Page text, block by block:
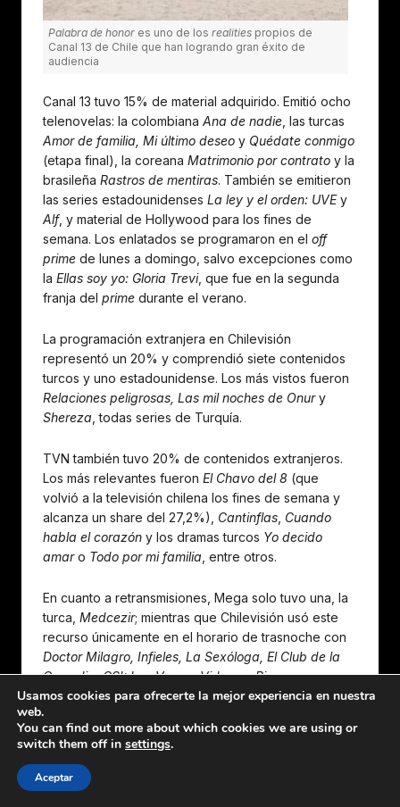
Palabra de honor es uno de los realities propios de
Canal 13 de Chile que han logrando gran éxito de
audiencia
Canal 13 tuvo 15% de material adquirido. Emitió ocho
telenovelas: la colombiana Ana de nadie , las turcas
Amor de familia, Mi último deseo y Quédate conmigo
(etapa final), la coreana Matrimonio por contrato y la
brasileña Rastros de mentiras. También se emitieron
las series estadounidenses La ley y el orden: UVEy
Alf, y material de Hollywood para los fines de
semana. Los enlatados se programaron en el off
prime de lunes a domingo, salvo excepciones como
la Ellas soy yo: Gloria Trevi, que fue en la segunda
franja del prime durante el verano.
La programación extranjera en Chilevisión
representó un 20% y comprendió siete contenidos
turcos y uno estadounidense. Los más vistos fueron
Relaciones peligrosas, Las mil noches de Onury
Shereza , todas series de Turquía.
TVN también tuvo 20% de contenidos extranjeros.
Los más relevantes fueron El Chavo del 8 (que
volvió a la televisión chilena los fines de semana y
alcanza un share del 27,2%), Cantinflas Cuando
habla el corazón y los dramas turcos Yo decido
amaro Todo por mi familia , entre otros.
En cuanto a retransmisiones, Mega solo tuvo una, la
turca, Medcezir; mientras que Chilevisión usó este
recurso únicamente en el horario de trasnoche con
Doctor Milagro, Infieles, La Sexóloga, El Club de la
Comedia, CSI: Las Vegas, Vidas en Riesgo,
Relaciones Peligrosas, Mujeres de Lujo, Dime con
quién andas, Minas al poder, Teatro en CHV
Papi Ricky
clásico navideño
Usamos cookies para ofrecerte la mejor experiencia en nuestra
web.
You can find out more about which cookies we are using or
switch them off in settings.
Aceptar